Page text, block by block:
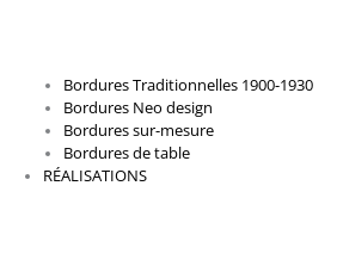
Bordures Traditionnelles 1900-1930
Bordures Neo design
Bordures sur-mesure
Bordures de table
RÉALISATIONS